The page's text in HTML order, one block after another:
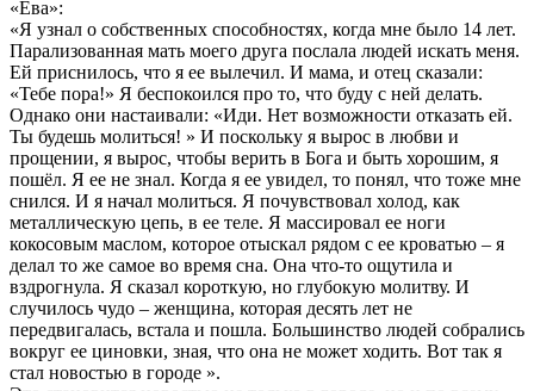
«Ева»:
«Я узнал о собственных способностях, когда мне было 14 лет.
Парализованная мать моего друга послала людей искать меня.
Ей приснилось, что я ее вылечил. И мама, и отец сказали:
«Тебе пора!» Я беспокоился про то, что буду с ней делать.
Однако они настаивали: «Иди. Нет возможности отказать ей.
Ты будешь молиться! » И поскольку я вырос в любви и
прощении, я вырос, чтобы верить в Бога и быть хорошим, я
пошёл. Я ее не знал. Когда я ее увидел, то понял, что тоже мне
снился. И я начал молиться. Я почувствовал холод, как
металлическую цепь, в ее теле. Я массировал ее ноги
кокосовым маслом, которое отыскал рядом с ее кроватью – я
делал то же самое во время сна. Она что-то ощутила и
вздрогнула. Я сказал короткую, но глубокую молитву. И
случилось чудо – женщина, которая десять лет не
передвигалась, встала и пошла. Большинство людей собрались
вокруг ее циновки, зная, что она не может ходить. Вот так я
стал новостью в городе ».